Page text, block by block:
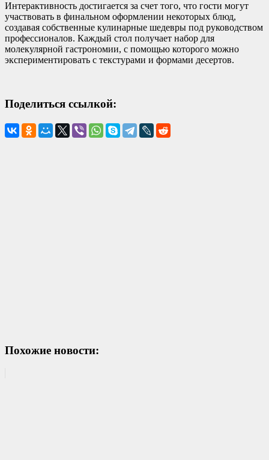
Интерактивность достигается за счет того, что гости могут
участвовать в финальном оформлении некоторых блюд,
создавая собственные кулинарные шедевры под руководством
профессионалов. Каждый стол получает набор для
молекулярной гастрономии, с помощью которого можно
экспериментировать с текстурами и формами десертов.
Поделиться ссылкой:
Похожие новости: